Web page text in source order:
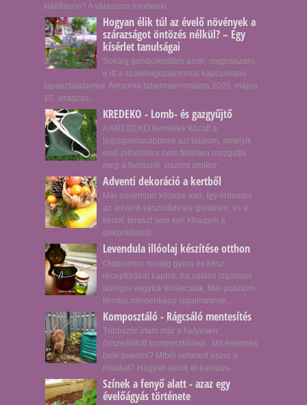
kiállításon? A válaszom mindenki...
Hogyan élik túl az évelő növények a
szárazságot öntözés nélkül? – Egy
kísérlet tanulságai
Sokáig gondolkodtam azon, megosszam-
e itt a szakdolgozatommal kapcsolatos
tapasztalataimat. Amsonia tabernaemontana 2025. május
15. virágzás...
KREDEKO - Lomb- és gazgyűjtő
A KREDEKO termékek között a
legizgalmasabbnak azt találom, amelyik
első pillantásra nem feltétlen mozgatja
meg a fantáziát, viszont amikor ...
Adventi dekoráció a kertből
Már november közepe van, így érdemes
az adventi készülődésre gondolni, és a
kertet, teraszt sem kell kihagyni a
dekorálásból.
Levendula illóolaj készítése otthon
Oldalamon mindig gyors és kész
receptúrákat kaptok, ha valami izgalmas
dologra vagytok kíváncsiak. Mai posztom
témája mindenképp izgalmasnak...
Komposztáló - Rágcsáló mentesítés
Többször írtam már a helyesen
összeállított komposztálóról. Mit érdemes
bele pakolni? Miből veheted észre a
hibákat? Hogyan kezdj el kompos...
Színek a fenyő alatt - azaz egy
évelőágyás története